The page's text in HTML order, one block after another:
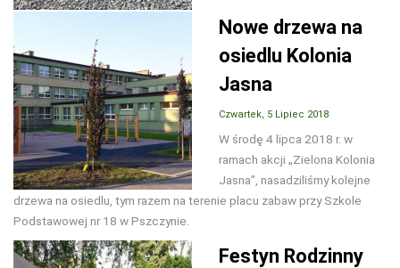
Nowe drzewa na
osiedlu Kolonia
Jasna
Czwartek, 5 Lipiec 2018
W środę 4 lipca 2018 r. w
ramach akcji „Zielona Kolonia
Jasna”, nasadziliśmy kolejne
drzewa na osiedlu, tym razem na terenie placu zabaw przy Szkole
Podstawowej nr 18 w Pszczynie.
Festyn Rodzinny